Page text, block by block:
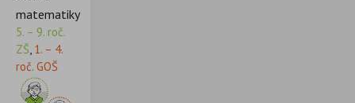
matematiky
5. – 9. roč.
ZŠ, 1. – 4.
roč. GOŠ